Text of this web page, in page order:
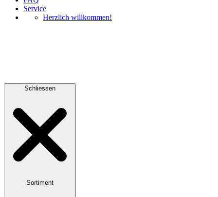
Service
Herzlich willkommen!
Schliessen
Sortiment